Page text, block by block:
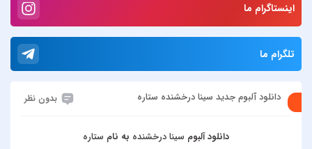
اینستاگرام ما
تلگرام ما
دانلود آلبوم جدید سینا درخشنده ستاره بدون نظر
دانلود آلبومسینا درخشندهبه نامستاره